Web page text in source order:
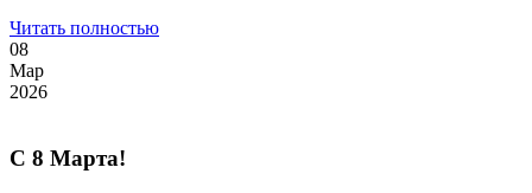
Читать полностью
08
Мар
2026
С 8 Марта!